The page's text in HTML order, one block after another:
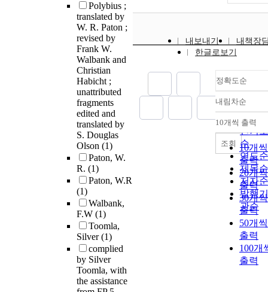
Polybius ;
translated by
W. R. Paton ;
revised by
Frank W.
Walbank and
Christian
Habicht ;
unattributed
fragments
edited and
translated by
S. Douglas
Olson (1)
Paton, W.
R. (1)
Paton, W.R
(1)
Walbank,
F.W (1)
Toomla,
Silver(1)
complied
by Silver
Toomla, with
the assistance
내보내기
내책장
한글로보기
정확도순
정확도
순
인기도
순
연도순
제목순
저자순
발행기
관순
내림차순
내림
10개씩 출력
10개씩
출력
20개씩
출력
30개씩
출력
50개씩
출력
100개
출력
조회